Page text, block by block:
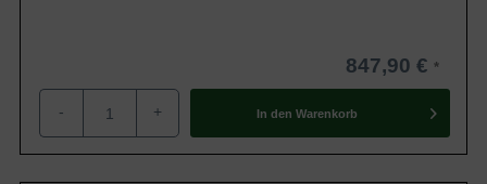
847,90 €
- + In den Warenkorb